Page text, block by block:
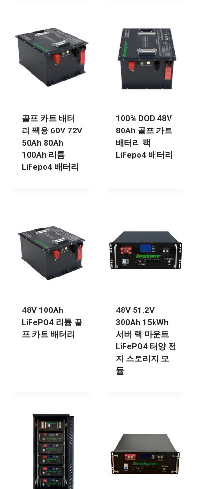
골프 카트 배터
리 팩용 60V 72V
50Ah 80Ah
100Ah 리튬
LiFepo4 배터리
100% DOD 48V
80Ah 골프 카트
배터리 팩
LiFepo4 배터리
48V 100Ah
LiFePO4 리튬 골
프 카트 배터리
48V 51.2V
300Ah 15kWh
서버 랙 마운트
LiFePO4 태양 전
지 스토리지 모
듈